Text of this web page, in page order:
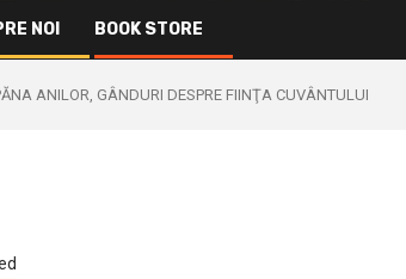
NOI BOOK STORE
ANILOR, GÂNDURI DESPRE FIINŢA CUVÂNTULUI